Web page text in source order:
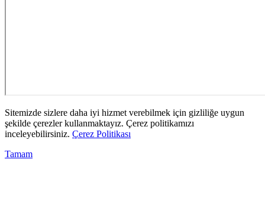
Sitemizde sizlere daha iyi hizmet verebilmek için gizliliğe uygun
şekilde çerezler kullanmaktayız. Çerez politikamızı
inceleyebilirsiniz. Çerez Politikası
Tamam